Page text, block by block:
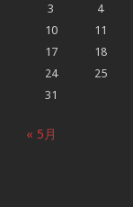
3
4
10
11
17
18
24
25
31
« 5月